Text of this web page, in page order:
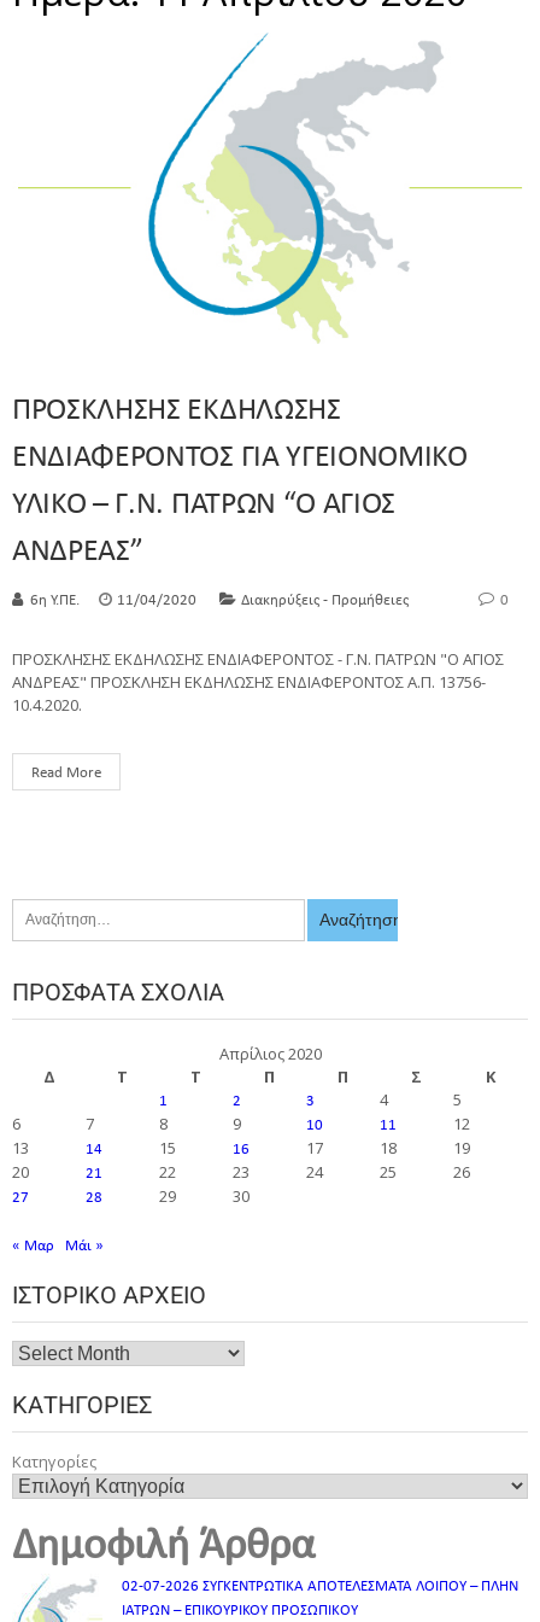
ΠΡΟΣΚΛΗΣΗΣ ΕΚΔΗΛΩΣΗΣ
ΕΝΔΙΑΦΕΡΟΝΤΟΣ ΓΙΑ ΥΓΕΙΟΝΟΜΙΚΟ
ΥΛΙΚΟ – Γ.Ν. ΠΑΤΡΩΝ “Ο ΑΓΙΟΣ
ΑΝΔΡΕΑΣ”
6η Υ.ΠΕ. 11/04/2020 Διακηρύξεις - Προμήθειες 0
ΠΡΟΣΚΛΗΣΗΣ ΕΚΔΗΛΩΣΗΣ ΕΝΔΙΑΦΕΡΟΝΤΟΣ - Γ.Ν. ΠΑΤΡΩΝ "Ο ΑΓΙΟΣ
ΑΝΔΡΕΑΣ" ΠΡΟΣΚΛΗΣΗ ΕΚΔΗΛΩΣΗΣ ΕΝΔΙΑΦΕΡΟΝΤΟΣ Α.Π. 13756-
10.4.2020.
Read More
ΠΡΌΣΦΑΤΑ ΣΧΌΛΙΑ
Απρίλιος 2020
Δ
Τ Τ Π Π Σ Κ
1 2 3 4
5
6
7 8 9 10 11
12
13
14 15 16 17 18
19
20
21 22 23 24 25 26
27 28 29 30
« Μαρ Μάι »
ΙΣΤΟΡΙΚΌ ΑΡΧΕΊΟ
ΚΑΤΗΓΟΡΊΕΣ
Κατηγορίες
Δημοφιλή Άρθρα
02-07-2026 ΣΥΓΚΕΝΤΡΩΤΙΚΑ ΑΠΟΤΕΛΕΣΜΑΤΑ ΛΟΙΠΟΥ – ΠΛΗΝ
ΙΑΤΡΩΝ – ΕΠΙΚΟΥΡΙΚΟΥ ΠΡΟΣΩΠΙΚOY